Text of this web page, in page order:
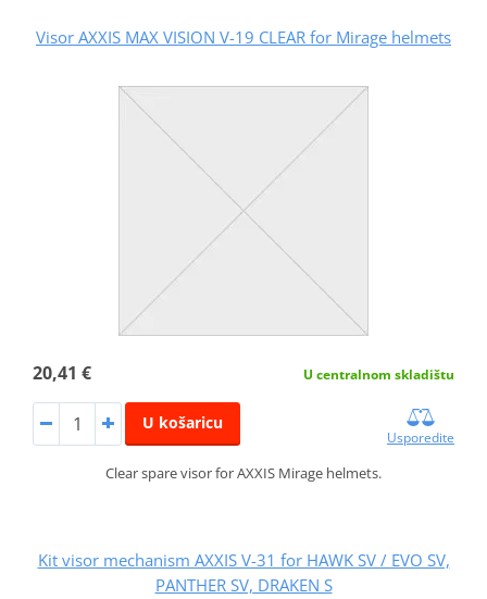
Visor AXXIS MAX VISION V-19 CLEAR for Mirage helmets
20,41 € U centralnom skladištu
U košaricu
Usporedite
Clear spare visor for AXXIS Mirage helmets.
Kit visor mechanism AXXIS V-31 for HAWK SV / EVO SV,
PANTHER SV, DRAKEN S